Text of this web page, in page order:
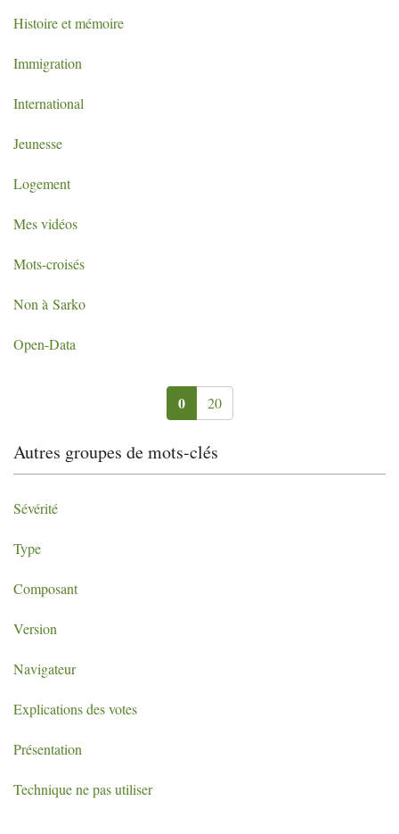
Histoire et mémoire
Immigration
International
Jeunesse
Logement
Mes vidéos
Mots-croisés
Non à Sarko
Open-Data
0 20
Autres groupes de mots-clés
Sévérité
Type
Composant
Version
Navigateur
Explications des votes
Présentation
Technique ne pas utiliser